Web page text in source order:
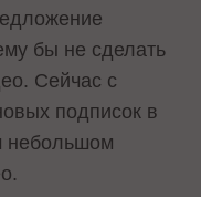
бы не сделать
Сейчас с
подписок в
небольшом